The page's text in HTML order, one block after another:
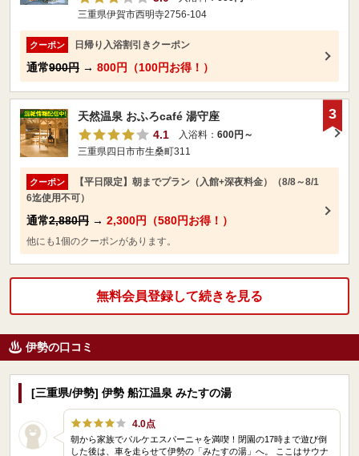
三重県伊賀市西明寺2756-104
クーポン 日帰り入浴割引きクーポン
通常900円 → 800円（100円お得！）
天然温泉 おふろcafé 湯守座
4.1
入浴料： 600円～
三重県四日市市生桑町311
クーポン
【平日限定】朝までプラン（入館+深夜料金）（8/8～8/1
6迄使用不可）
通常2,880円 → 2,300円（580円お得！）
他にも1個のクーポンがあります。
3
無料会員登録して続きを見る
伊勢の口コミ
[三重県/伊勢] 伊勢 船江温泉 みたすの湯
4.0点
朝から家族でパルケエスパーニャを満喫！閉園の17時まで遊び倒
した後は、車を走らせて伊勢の「みたすの湯」へ。 ここはサウナ